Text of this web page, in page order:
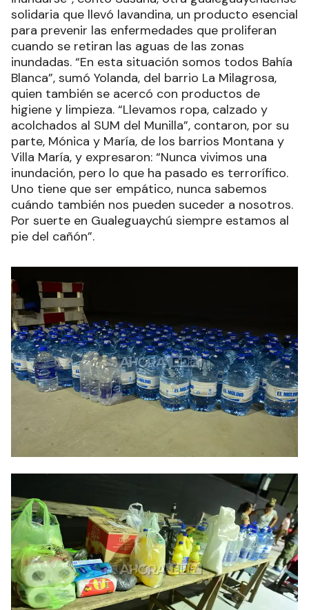
solidaria que llevó lavandina, un producto esencial
para prevenir las enfermedades que proliferan
cuando se retiran las aguas de las zonas
inundadas. “En esta situación somos todos Bahía
Blanca”, sumó Yolanda, del barrio La Milagrosa,
quien también se acercó con productos de
higiene y limpieza. “Llevamos ropa, calzado y
acolchados al SUM del Munilla”, contaron, por su
parte, Mónica y María, de los barrios Montana y
Villa María, y expresaron: “Nunca vivimos una
inundación, pero lo que ha pasado es terrorífico.
Uno tiene que ser empático, nunca sabemos
cuándo también nos pueden suceder a nosotros.
Por suerte en Gualeguaychú siempre estamos al
pie del cañón”.